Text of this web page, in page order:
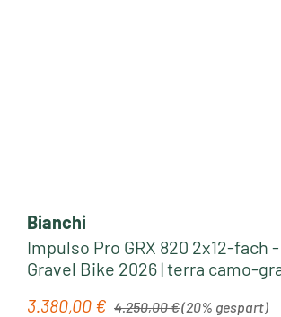
Bianchi
Impulso Pro GRX 820 2x12-fach
Gravel Bike 2026 | terra camo-
Verkaufspreis:
3.380,00 € 4.250,00 €(20% gespart)